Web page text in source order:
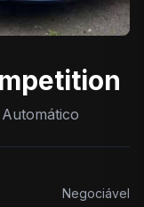
Automático
Negociável